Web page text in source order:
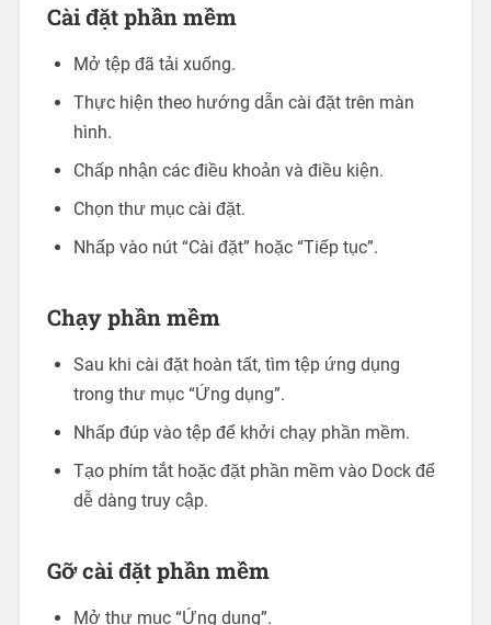
Cài đặt phần mềm
Mở tệp đã tải xuống.
Thực hiện theo hướng dẫn cài đặt trên màn
hình.
Chấp nhận các điều khoản và điều kiện.
Chọn thư mục cài đặt.
Nhấp vào nút “Cài đặt” hoặc “Tiếp tục”.
Chạy phần mềm
Sau khi cài đặt hoàn tất, tìm tệp ứng dụng
trong thư mục “Ứng dụng”.
Nhấp đúp vào tệp để khởi chạy phần mềm.
Tạo phím tắt hoặc đặt phần mềm vào Dock để
dễ dàng truy cập.
Gỡ cài đặt phần mềm
Mở thư mục “Ứng dụng”.